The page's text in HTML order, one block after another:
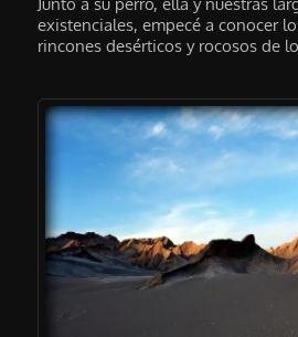
existenciales, empecé a conocer
rincones desérticos y rocosos de